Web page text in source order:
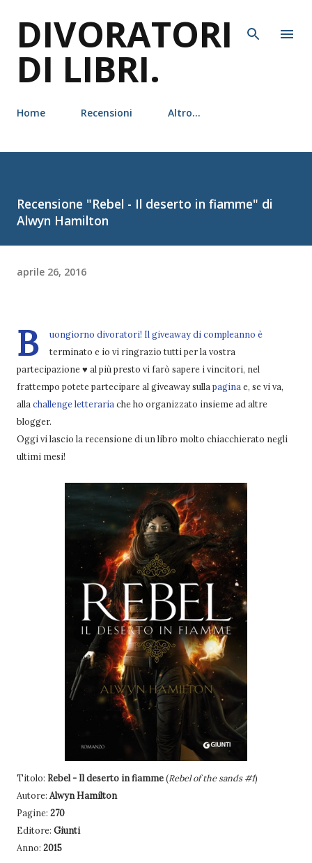
DIVORATORI
DI LIBRI.
Home Recensioni Altro…
Recensione "Rebel - Il deserto in fiamme" di
Alwyn Hamilton
aprile 26, 2016
B
uongiorno divoratori! Il giveaway di compleanno è
terminato e io vi ringrazio tutti per la vostra
partecipazione ♥ al più presto vi farò sapere i vincitori, nel
frattempo potete partecipare al giveaway sulla pagina e, se vi va,
alla challenge letteraria che ho organizzato insieme ad altre
blogger.
Oggi vi lascio la recensione di un libro molto chiacchierato negli
ultimi mesi!
Titolo: Rebel - Il deserto in fiamme(Rebel of the sands #1)
Autore: Alwyn Hamilton
Pagine: 270
Editore: Giunti
Anno: 2015